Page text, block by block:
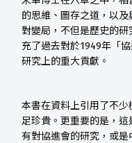
的思維、圖存之道，以
對變局，不但是歷史的
充了過去對於1949年「
研究上的重大貢獻。
本書在資料上引用了不
足珍貴。更重要的是，
有對協進會的研究，或